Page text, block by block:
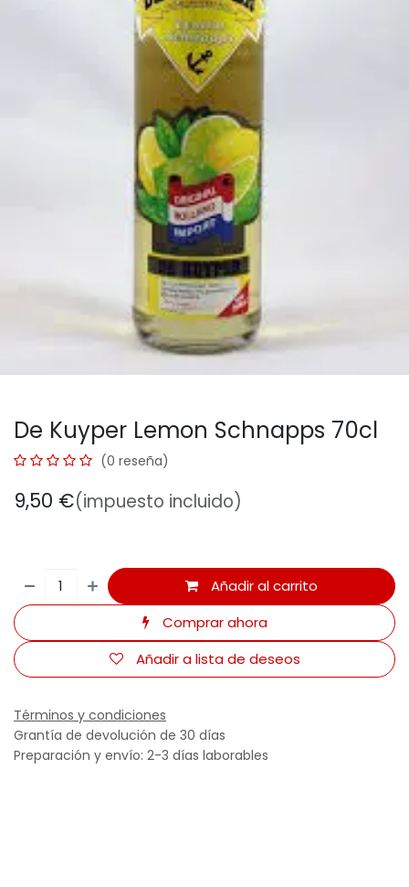
De Kuyper Lemon Schnapps 70cl
(0 reseña)
9,50 €(impuesto incluido)
Añadir al carrito
Comprar ahora
Añadir a lista de deseos
Términos y condiciones
Grantía de devolución de 30 días
Preparación y envío: 2-3 días laborables